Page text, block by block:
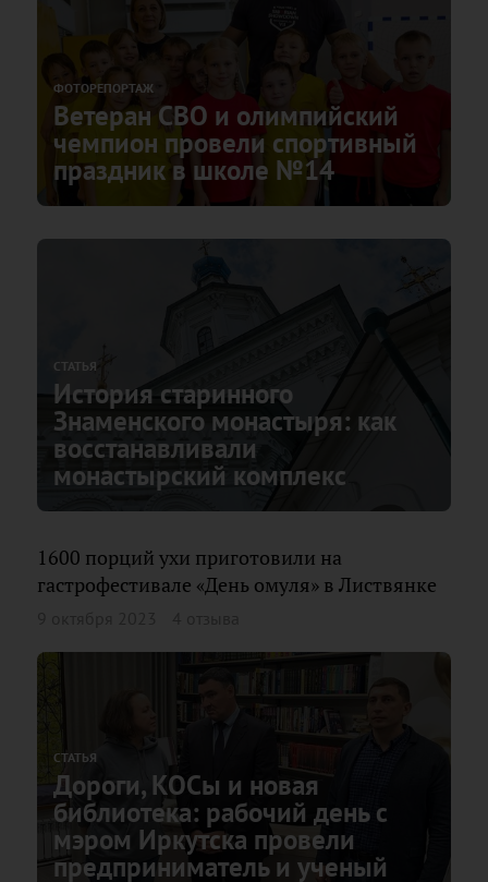
ФОТОРЕПОРТАЖ
Ветеран СВО и олимпийский
чемпион провели спортивный
праздник в школе №14
СТАТЬЯ
История старинного
Знаменского монастыря: как
восстанавливали
монастырский комплекс
1600 порций ухи приготовили на
гастрофестивале «День омуля» в Листвянке
СТАТЬЯ
Дороги, КОСы и новая
библиотека: рабочий день с
мэром Иркутска провели
предприниматель и ученый